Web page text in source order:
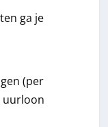
ga je
(per
uurloon